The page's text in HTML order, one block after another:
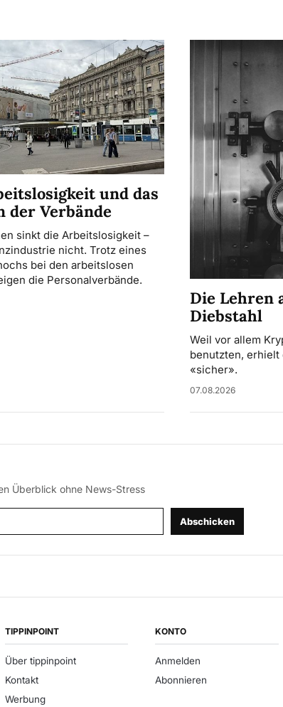
und das
der Verbände
sinkt die Arbeitslosigkeit –
nicht. Trotz eines
bei den arbeitslosen
die Personalverbände.
Die Lehren
Diebstahl
Weil vor allem
benutzten, erhielt
«sicher».
07.08.2026
Überblick ohne News-Stress
Abschicken
TIPPINPOINT
Über tippinpoint
Kontakt
Werbung
KONTO
Anmelden
Abonnieren